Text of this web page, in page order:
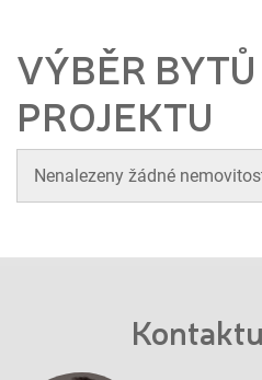
VÝBĚR
PROJEKTU
Nenalezeny žádné